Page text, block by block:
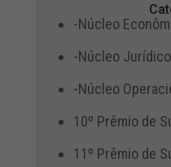
-Núcleo
-Núcleo Jurídico
-Núcleo
10º Prêmio de
11º Prêmio de